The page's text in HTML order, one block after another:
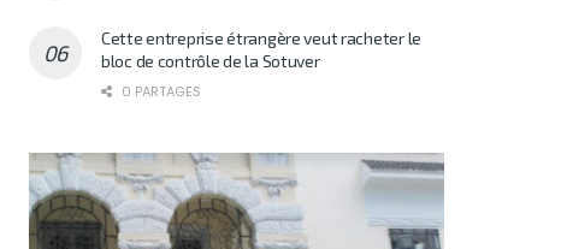
Cette entreprise étrangère veut racheter le
bloc de contrôle de la Sotuver
0 PARTAGES